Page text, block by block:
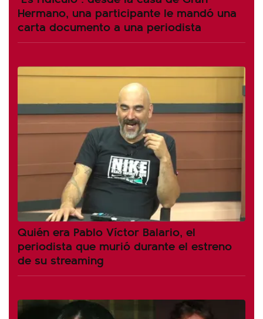
Hermano, una participante le mandó una
carta documento a una periodista
Quién era Pablo Víctor Balario, el
periodista que murió durante el estreno
de su streaming